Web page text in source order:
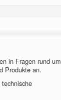
in Fragen rund um
Produkte an.